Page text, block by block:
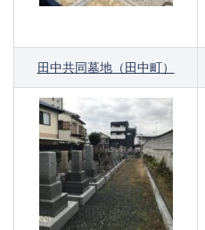
田中共同墓地（田中町）